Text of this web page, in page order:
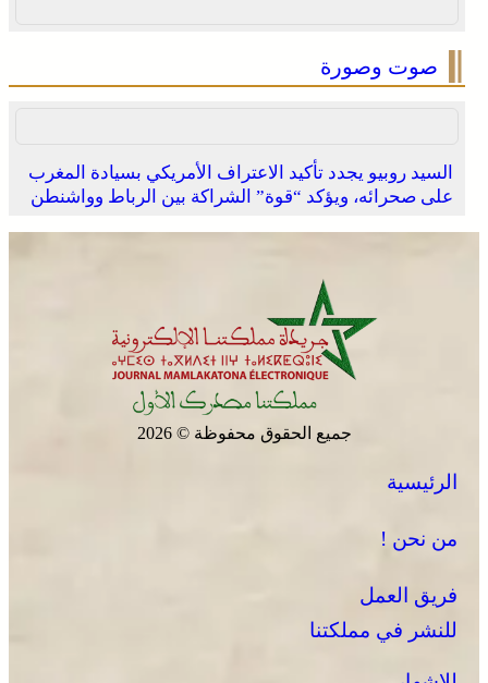
انطلاق الدورة الأولى من مهرجان السعيدية للموسيقى
يقظة أمنية وتنظيم محكم يواكبان افتتاح مهرجان الزربية
الثقافي
صوت وصورة
السيد روبيو يجدد تأكيد الاعتراف الأمريكي بسيادة المغرب
على صحرائه، ويؤكد “قوة” الشراكة بين الرباط وواشنطن
جميع الحقوق محفوظة © 2026
الرئيسية
من نحن !
فريق العمل
للنشر في مملكتنا